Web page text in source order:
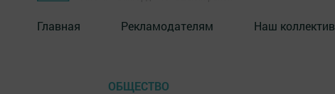
Главная Рекламодателям Наш коллектив
ОБЩЕСТВО